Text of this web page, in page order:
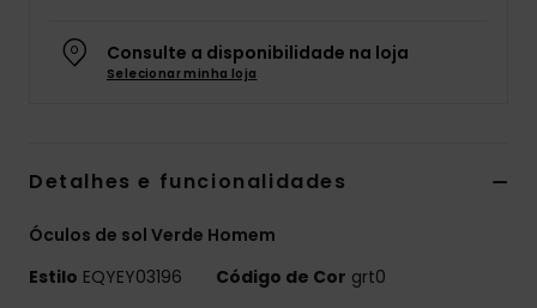
Consulte a disponibilidade na loja
Selecionar minha loja
Detalhes e funcionalidades
Óculos de sol Verde Homem
Estilo EQYEY03196 Código de Cor grt0